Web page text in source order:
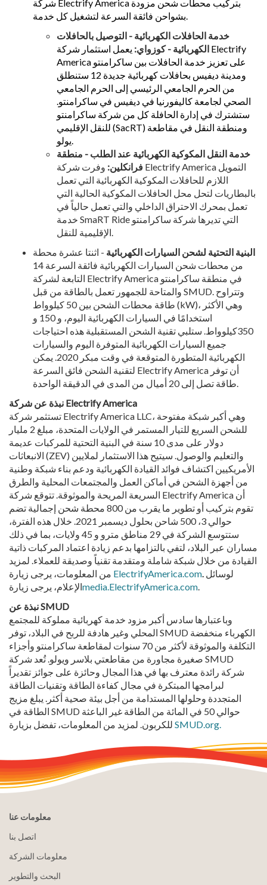
شركة Electrify America بتركيب محطات شحن مزودة
بشواحن فائقة السرعة لتشغيل كل خدمة.
خدمة الحافلات الكهربائية - التوصيل بالحافلات
الكهربائية - كوزواي: يعمل استثمار شركة Electrify
America على تعزيز خدمة الحافلات بين ساكرامنتو
ومدينة ديفيس بحافلات كهربائية جديدة 12 ستنطلق
من الحرم الجامعي الرئيسي إلى الحرم الجامعي
الصحي لجامعة كاليفورنيا في ديفيس في ساكرامنتو.
ستشترك في إدارة الحافلة كل من شركة ساكرامنتو
للنقل الإقليمي (SacRT) ومنطقة النقل في مقاطعة
يولو.
خدمة النقل المكوكية الكهربائية عند الطلب - منطقة
فرانكلين: وفرت شركة Electrify America التمويل
اللازم للحافلات المكوكية الكهربائية التي تعمل
بالبطاريات لتحل محل الحافلات المكوكية الحالية التي
تعمل بمحرك الاحتراق الداخلي والتي تعمل حالياً في
خدمة SmaRT Ride التي تديرها شركة ساكرامنتو
الإقليمية للنقل.
البنية التحتية لشحن السيارات الكهربائية - اثنتا عشرة محطة
من محطات شحن السيارات الكهربائية فائقة السرعة 14
التابعة لشركة Electrify America في منطقة ساكرامنتو
والمتاحة للجمهور تعمل بالطاقة من قبل SMUD. وتتراوح
طاقة محطات الشحن بين 50 كيلوواط (kW)، وهي الأكثر
استخدامًا في السيارات الكهربائية اليوم، و 150 و
350كيلوواط. ستلبي تقنية الشحن المستقبلية هذه احتياجات
جميع السيارات الكهربائية المتوفرة اليوم والسيارات
الكهربائية المتطورة المتوقعة في وقت مبكر 2020. يمكن
لتقنية الشحن فائق السرعة Electrify America أن توفر
طاقة تصل إلى 20 أميال من المدى في الدقيقة الواحدة.
نبذة عن شركة Electrify America
تستثمر شركة Electrify America LLC، وهي أكبر شبكة مفتوحة
للشحن السريع للتيار المستمر في الولايات المتحدة، مبلغ 2 مليار
دولار على مدى 10 سنة في البنية التحتية للمركبات عديمة
الانبعاثات (ZEV) والتعليم والوصول. سيتيح هذا الاستثمار لملايين
الأمريكيين اكتشاف فوائد القيادة الكهربائية ودعم بناء شبكة وطنية
من أجهزة الشحن في أماكن العمل والمجتمعات المحلية والطرق
السريعة المريحة والموثوقة. تتوقع شركة Electrify America أن
تقوم بتركيب أو تطوير ما يقرب من 800 محطة شحن إجمالية تضم
حوالي 3، 500 شاحن بحلول ديسمبر 2021. خلال هذه الفترة،
ستتوسع الشركة في 29 مناطق مترو و 45 ولايات، بما في ذلك
مساران عبر البلاد، لتفي بالتزامها بدعم زيادة اعتماد المركبات ذاتية
القيادة من خلال شبكة شاملة ومتقدمة تقنياً وصديقة للعملاء. لمزيد
ElectrifyAmerica.com. لوسائل
الإعلام، يرجى زيارةmedia.ElectrifyAmerica.com.
نبذة عن SMUD
وباعتبارها سادس أكبر مزود خدمة كهربائية مملوكة للمجتمع
المحلي وغير هادفة للربح في البلاد، توفر SMUD الكهرباء منخفضة
التكلفة والموثوقة لأكثر من 70 سنوات لمقاطعة ساكرامنتو وأجزاء
صغيرة مجاورة من مقاطعتي بلاسر ويولو. تُعد شركة SMUD
شركة رائدة معترف بها في هذا المجال وحائزة على جوائز تقديراً
لبرامجها المبتكرة في مجال كفاءة الطاقة وتقنيات الطاقة
المتجددة وحلولها المستدامة من أجل بيئة صحية أكثر. يبلغ مزيج
الطاقة في SMUD حوالي 50 في المائة من الطاقة غير الباعثة
SMUD.org.
معلومات عنا
اتصل بنا
معلومات الشركة
البحث والتطوير